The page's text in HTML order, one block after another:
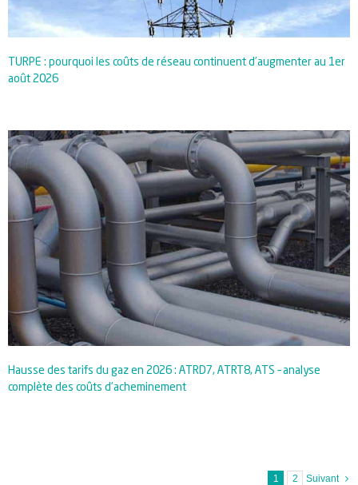
TURPE : pourquoi les coûts de réseau continuent d’augmenter au 1er
août 2026
Hausse des tarifs du gaz en 2026 : ATRD7, ATRT8, ATS – analyse
complète des coûts d’acheminement
1 2 Suivant